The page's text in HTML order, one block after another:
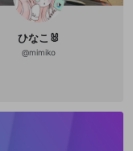
ひなこ🐰
@mimiko